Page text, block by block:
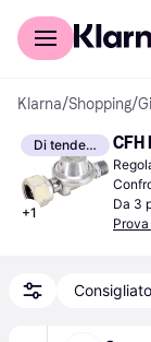
Per il tuo shopping
Klarna/Shopping/
Di tendenza
+1
CFH
Da 3
Consigliato